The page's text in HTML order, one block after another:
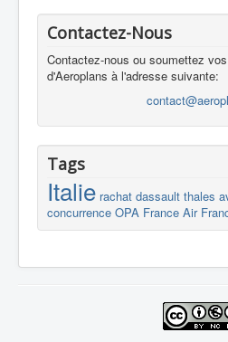
Contactez-Nous
Contactez-nous ou soumettez
d'Aeroplans à l'adresse suivante:
Tags
Italie rachat dassault thales
concurrence OPA France Air